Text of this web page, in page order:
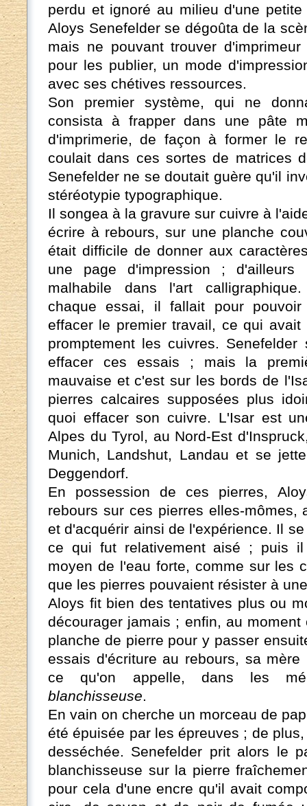
perdu et ignoré au milieu d'une
Aloys Senefelder se dégoûta de la
mais ne pouvant trouver
pour les publier, un mode
avec ses chétives ressources.
Son premier système, qui ne
consista à frapper dans une pâte
d'imprimerie, de façon à former le
coulait dans ces sortes de matrices
Senefelder ne se doutait guère qu'il
stéréotypie typographique.
Il songea à la gravure sur cuivre à
écrire à rebours, sur une planche
était difficile de donner aux
une page d'impression ;
malhabile dans l'art
chaque essai, il fallait pour
effacer le premier travail, ce qui avait
promptement les cuivres.
effacer ces essais ; mais la
mauvaise et c'est sur les bords de
pierres calcaires supposées plus
quoi effacer son cuivre. L'Isar est
Alpes du Tyrol, au Nord-Est
Munich, Landshut, Landau et se
Deggendorf.
En possession de ces pierres,
rebours sur ces pierres elles-mômes,
et d'acquérir ainsi de l'expérience. Il
ce qui fut relativement aisé ; puis
moyen de l'eau forte, comme sur les
que les pierres pouvaient résister à
Aloys fit bien des tentatives plus ou
décourager jamais ; enfin, au
planche de pierre pour y passer
essais d'écriture au rebours, sa
ce qu'on appelle, dans les
blanchisseuse
En vain on cherche un morceau de
été épuisée par les épreuves ; de
desséchée. Senefelder prit alors le
blanchisseuse sur la pierre
pour cela d'une encre qu'il avait